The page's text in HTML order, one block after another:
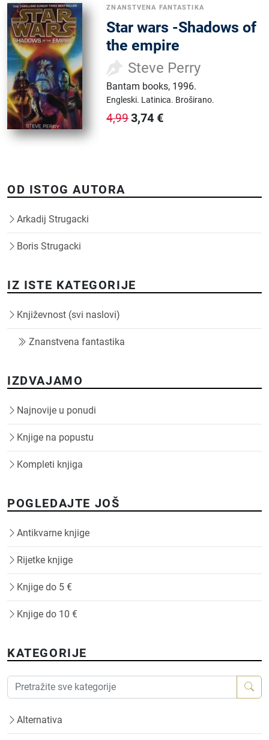
ZNANSTVENA FANTASTIKA
Star wars -Shadows of
the empire
Steve Perry
Bantam books, 1996.
Engleski. Latinica. Broširano.
4,993,74 €
OD ISTOG AUTORA
Arkadij Strugacki
Boris Strugacki
IZ ISTE KATEGORIJE
Književnost (svi naslovi)
Znanstvena fantastika
IZDVAJAMO
Najnovije u ponudi
Knjige na popustu
Kompleti knjiga
POGLEDAJTE JOŠ
Antikvarne knjige
Rijetke knjige
Knjige do 5 €
Knjige do 10 €
KATEGORIJE
Alternativa